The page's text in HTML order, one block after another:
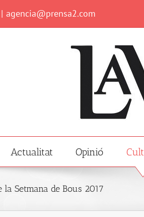
| agencia@prensa2.com
Actualitat Opinió
Setmana de Bous 2017